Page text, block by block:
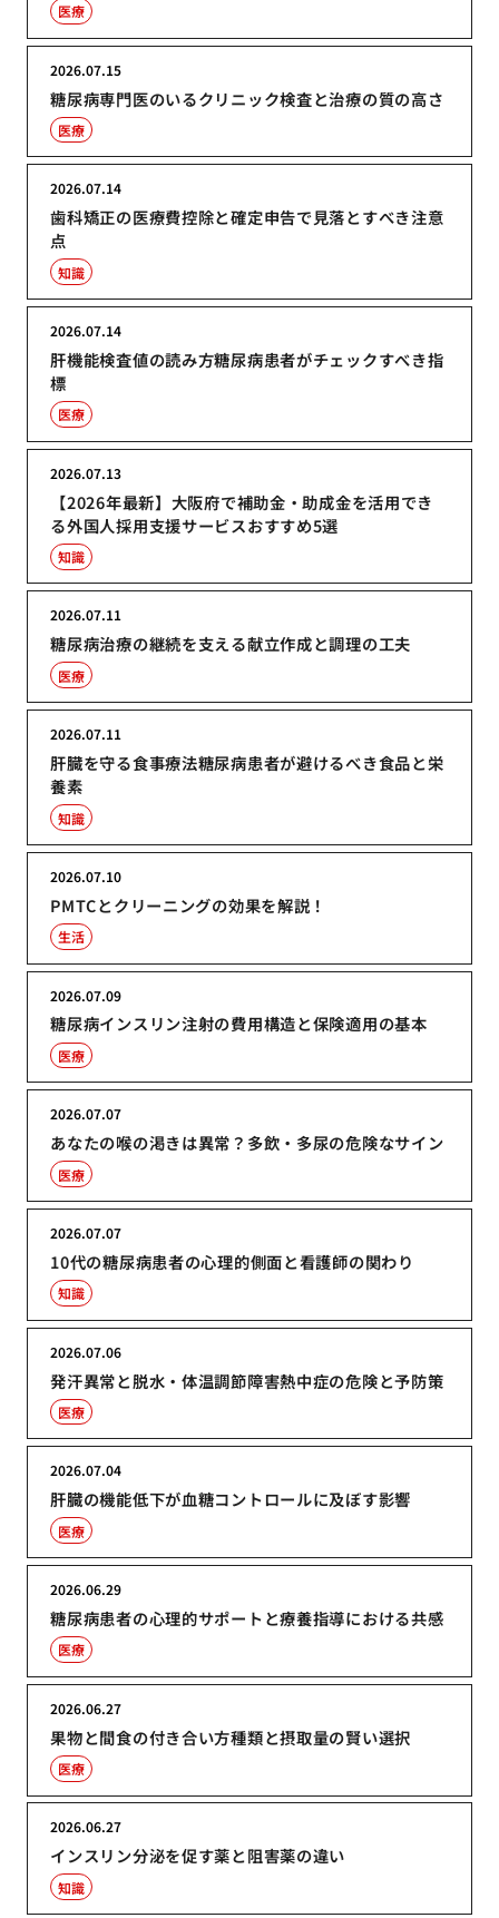
医療
糖尿病専門医のいるクリニック検査と治療の質の高さ
2026.07.15
医療
歯科矯正の医療費控除と確定申告で見落とすべき注意
点
2026.07.14
知識
肝機能検査値の読み方糖尿病患者がチェックすべき指
標
2026.07.14
医療
【2026年最新】大阪府で補助金・助成金を活用でき
る外国人採用支援サービスおすすめ5選
2026.07.13
知識
糖尿病治療の継続を支える献立作成と調理の工夫
2026.07.11
医療
肝臓を守る食事療法糖尿病患者が避けるべき食品と栄
養素
2026.07.11
知識
PMTCとクリーニングの効果を解説！
2026.07.10
生活
糖尿病インスリン注射の費用構造と保険適用の基本
2026.07.09
医療
あなたの喉の渇きは異常？多飲・多尿の危険なサイン
2026.07.07
医療
10代の糖尿病患者の心理的側面と看護師の関わり
2026.07.07
知識
発汗異常と脱水・体温調節障害熱中症の危険と予防策
2026.07.06
医療
肝臓の機能低下が血糖コントロールに及ぼす影響
2026.07.04
医療
糖尿病患者の心理的サポートと療養指導における共感
2026.06.29
医療
果物と間食の付き合い方種類と摂取量の賢い選択
2026.06.27
医療
インスリン分泌を促す薬と阻害薬の違い
2026.06.27
知識